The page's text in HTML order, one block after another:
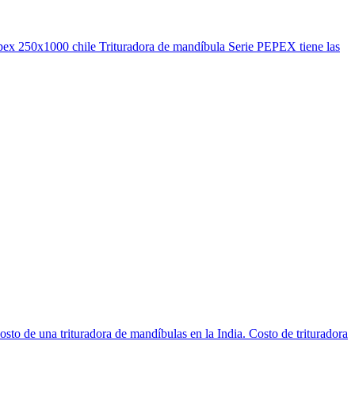
250x1000 chile Trituradora de mandíbula Serie PEPEX tiene las
de una trituradora de mandíbulas en la India. Costo de trituradora